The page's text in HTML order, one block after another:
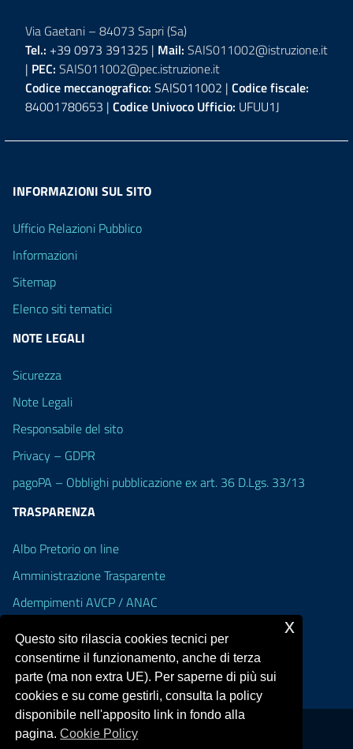
Via Gaetani – 84073 Sapri (Sa)
Tel.: +39 0973 391325 | Mail: SAIS011002@istruzione.it
| PEC: SAIS011002@pec.istruzione.it
Codice meccanografico: SAIS011002 | Codice fiscale:
84001780653 | Codice Univoco Ufficio: UFUU1J
INFORMAZIONI SUL SITO
Ufficio Relazioni Pubblico
Informazioni
Sitemap
Elenco siti tematici
NOTE LEGALI
Sicurezza
Note Legali
Responsabile del sito
Privacy – GDPR
pagoPA – Obblighi pubblicazione ex art. 36 D.Lgs. 33/13
TRASPARENZA
Albo Pretorio on line
Amministrazione Trasparente
Adempimenti AVCP / ANAC
Dichiarazione di accessibilità
Portale realizzato con la piattaforma
Questo sito rilascia cookies tecnici per
consentirne il funzionamento, anche di terza
parte (ma non extra UE). Per saperne di più sui
cookies e su come gestirli, consulta la policy
disponibile nell'apposito link in fondo alla
pagina.Cookie Policy
x